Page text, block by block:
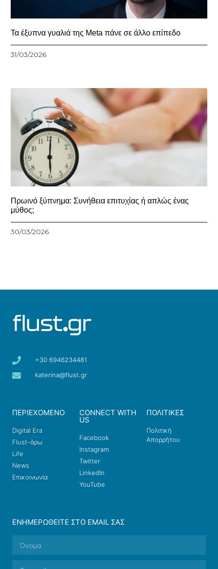
Τα έξυπνα γυαλιά της Meta πάνε σε άλλο επίπεδο
31/03/2026
Πρωινό ξύπνημα: Συνήθεια επιτυχίας ή απλώς ένας
μύθος;
30/03/2026
+30 6946234481
katerina@flust.gr
ΠΕΡΙΕΧΟΜΕΝΟ
Digital Era
Flust-άρω
Life
News
Επικοινωνία
CONNECT WITH
US
Facebook
Instagram
Twitter
LinkedIn
YouTube
ΠΟΛΙΤΙΚΕΣ
Πολιτική
Απορρήτου
ΕΝΗΜΕΡΩΘΕΊΤΕ ΣΤΟ EMAIL ΣΑΣ